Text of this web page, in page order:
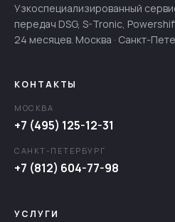
Узкоспециализированный
передач DSG, S-Tronic,
24 месяцев. Москва · Санкт-
КОНТАКТЫ
МОСКВА
+7 (495) 125-12-31
САНКТ-ПЕТЕРБУРГ
+7 (812) 604-77-98
УСЛУГИ